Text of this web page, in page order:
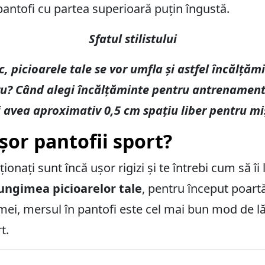
cu partea superioară puțin îngustă.
Sfatul stilistului
picioarele tale se vor umfla și astfel
Când alegi încălțăminte pentru
aproximativ 0,5 cm spațiu liber pentru
pantofii sport?
sunt încă ușor rigizi și te întrebi cum să îi
picioarelor tale, pentru început
mersul în pantofi este cel mai bun mod de